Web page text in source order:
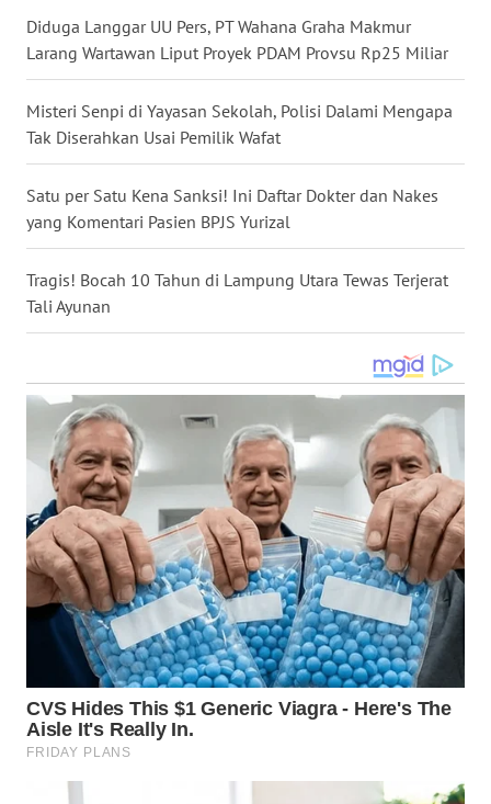
Diduga Langgar UU Pers, PT Wahana Graha Makmur
Larang Wartawan Liput Proyek PDAM Provsu Rp25 Miliar
Misteri Senpi di Yayasan Sekolah, Polisi Dalami Mengapa
Tak Diserahkan Usai Pemilik Wafat
Satu per Satu Kena Sanksi! Ini Daftar Dokter dan Nakes
yang Komentari Pasien BPJS Yurizal
Tragis! Bocah 10 Tahun di Lampung Utara Tewas Terjerat
Tali Ayunan
WN
KALTENG
WN
KALTARA
WN
KALSEL
WN
KALTIM
WN
GORONTALO
WN
SULUT
WN
MALUKU
MALUT
WN
DAIRI